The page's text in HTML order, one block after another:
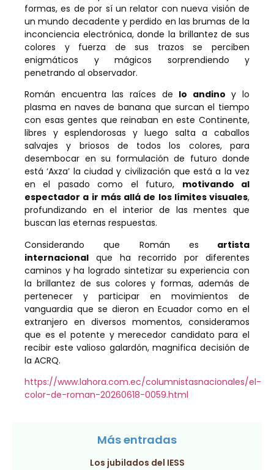
formas, es de por sí un relator con nueva visión de
un mundo decadente y perdido en las brumas de la
inconciencia electrónica, donde la brillantez de sus
colores y fuerza de sus trazos se perciben
enigmáticos y mágicos sorprendiendo y
penetrando al observador.
Román encuentra las raíces de lo andino y lo
plasma en naves de banana que surcan el tiempo
con esas gentes que reinaban en este Continente,
libres y esplendorosas y luego salta a caballos
salvajes y briosos de todos los colores, para
desembocar en su formulación de futuro donde
está ‘Axza’ la ciudad y civilización que está a la vez
en el pasado como el futuro, motivando al
espectador a ir más allá de los límites visuales,
profundizando en el interior de las mentes que
buscan las eternas respuestas.
Considerando que Román es artista
internacional que ha recorrido por diferentes
caminos y ha logrado sintetizar su experiencia con
la brillantez de sus colores y formas, además de
pertenecer y participar en movimientos de
vanguardia que se dieron en Ecuador como en el
extranjero en diversos momentos, consideramos
que es el potente y merecedor candidato para el
recibir este valioso galardón, magnifica decisión de
la ACRQ.
https://www.lahora.com.ec/columnistasnacionales/el-
color-de-roman-20260618-0059.html
Más entradas
Los jubilados del IESS